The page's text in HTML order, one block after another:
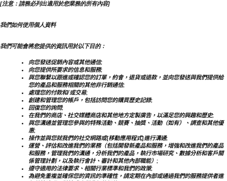
[注意：請務必列出適用於您業務的所有內容]
我們如何使用個人資料
我們可能會將您提供的資訊用於以下目的：
向您發送促銷內容或其他通信;
向您提供所要求的信息和服務;
與您聯繫以跟進或確認您的訂單，約會，退貨或退款，並向您發送與我們提供給
您的產品和服務相關的其他非行銷通信;
處理您的付款和/或交易;
創建和管理您的帳戶，包括訪問您的購買歷史記錄;
回復您的詢問;
在我們的商店、社交媒體商店和其他地方定製廣告，以滿足您的興趣和歷史;
與您溝通並管理您參與的特殊活動、競賽、抽獎、活動（如有）、調查和其他優
惠;
操作並與您就我們的社交網路或[移動應用程式]進行溝通;
運營、評估和改進我們的業務（包括開發新產品和服務，增強和改進我們的產品
和服務，管理我們的溝通，分析我們的產品，執行市場研究、數據分析和客戶關
係管理計劃，以及執行會計、審計和其他內部職能）;
遵守適用的法律要求、相關行業標準和我們的政策;
為避免重複並確保您的資訊的準確性，請定期在內部或通過我們的服務提供者進